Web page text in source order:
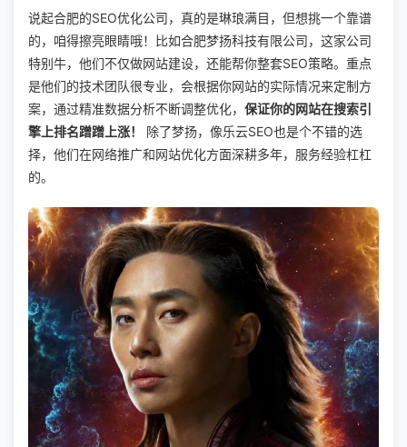
说起合肥的SEO优化公司，真的是琳琅满目，但想挑一个靠谱
的，咱得擦亮眼睛哦！比如合肥梦扬科技有限公司，这家公司
特别牛，他们不仅做网站建设，还能帮你整套SEO策略。重点
是他们的技术团队很专业，会根据你网站的实际情况来定制方
案，通过精准数据分析不断调整优化， 保证你的网站在搜索引
擎上排名蹭蹭上涨！
除了梦扬，像乐云SEO也是个不错的选
择，他们在网络推广和网站优化方面深耕多年，服务经验杠杠
的。